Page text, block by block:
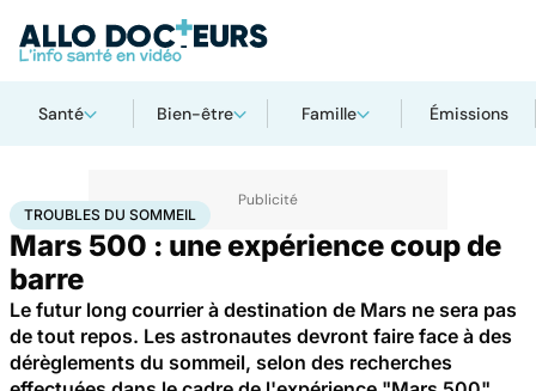
Santé Bien-être Famille Émissions
AccueilSantéMaladiesTroubles du sommeil
TROUBLES DU SOMMEIL
Mars 500 : une expérience coup de
barre
Le futur long courrier à destination de Mars ne sera pas
de tout repos. Les astronautes devront faire face à des
dérèglements du sommeil, selon des recherches